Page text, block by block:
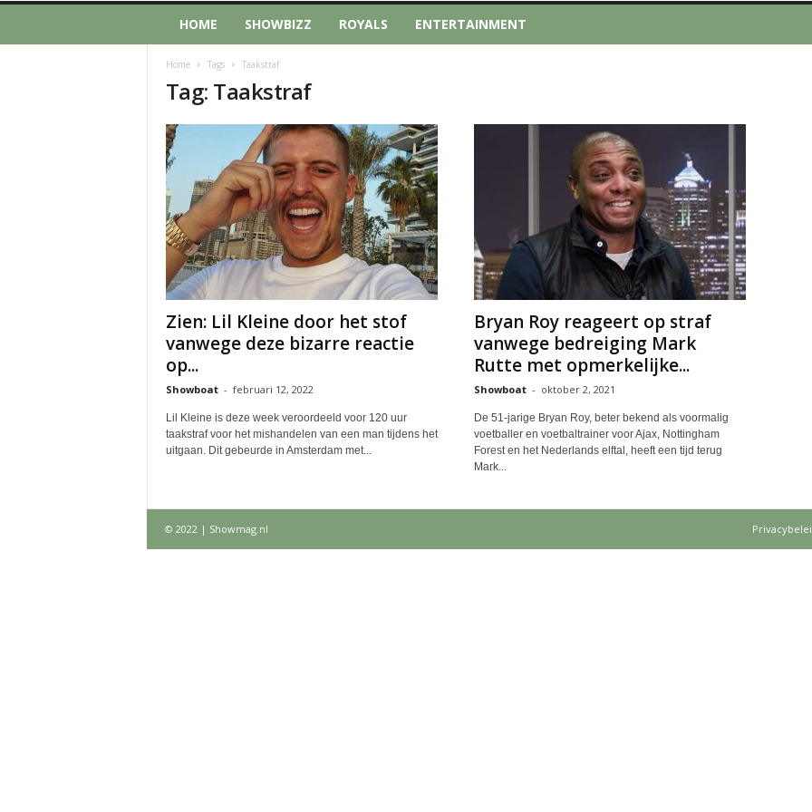
HOME SHOWBIZZ ROYALS ENTERTAINMENT
Home Tags Taakstraf
Tag: Taakstraf
Zien: Lil Kleine door het stof
vanwege deze bizarre reactie
op...
Showboat - februari 12, 2022
Lil Kleine is deze week veroordeeld voor 120 uur
taakstraf voor het mishandelen van een man tijdens het
uitgaan. Dit gebeurde in Amsterdam met...
Bryan Roy reageert op straf
vanwege bedreiging Mark
Rutte met opmerkelijke...
Showboat - oktober 2, 2021
De 51-jarige Bryan Roy, beter bekend als voormalig
voetballer en voetbaltrainer voor Ajax, Nottingham
Forest en het Nederlands elftal, heeft een tijd terug
Mark...
© 2022 | Showmag.nl